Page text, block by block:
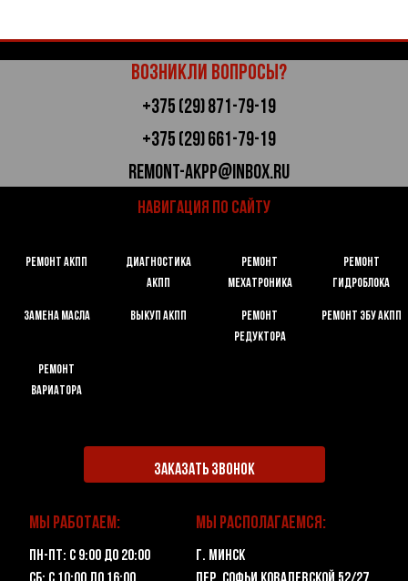
Возникли вопросы?
+375 (29) 871-79-19
+375 (29) 661-79-19
remont-akpp@inbox.ru
НАВИГАЦИЯ ПО САЙТУ
РЕМОНТ АКПП
ДИАГНОСТИКА
АКПП
РЕМОНТ
МЕХАТРОНИКА
РЕМОНТ
ГИДРОБЛОКА
ЗАМЕНА МАСЛА ВЫКУП АКПП
РЕМОНТ
РЕДУКТОРА
РЕМОНТ ЭБУ АКПП
РЕМОНТ
ВАРИАТОРА
ЗАКАЗАТЬ ЗВОНОК
Мы работаем:
Пн-Пт: с 9:00 до 20:00
Мы располагаемся:
г. Минск